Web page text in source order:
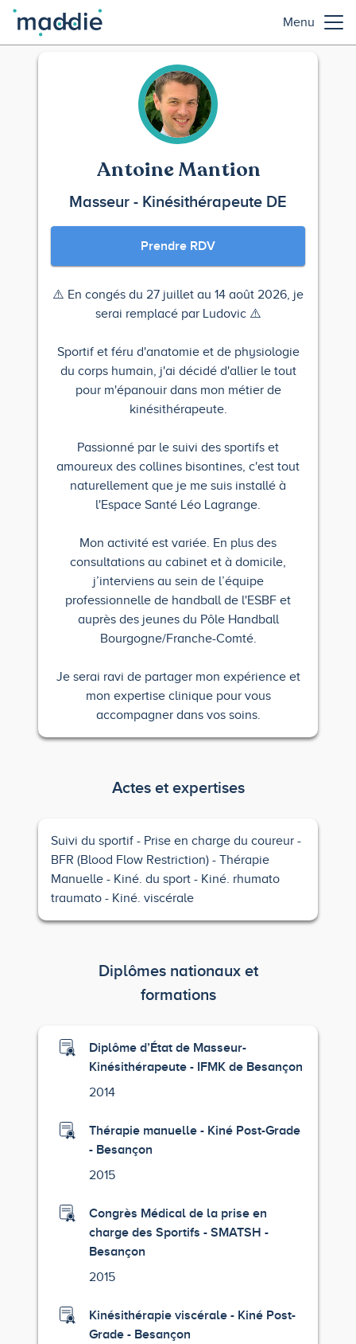
Menu
Antoine Mantion
Masseur - Kinésithérapeute DE
Prendre RDV
⚠️ En congés du 27 juillet au 14 août 2026, je
serai remplacé par Ludovic ⚠️
Sportif et féru d'anatomie et de physiologie
du corps humain, j'ai décidé d'allier le tout
pour m'épanouir dans mon métier de
kinésithérapeute.
Passionné par le suivi des sportifs et
amoureux des collines bisontines, c'est tout
naturellement que je me suis installé à
l'Espace Santé Léo Lagrange.
Mon activité est variée. En plus des
consultations au cabinet et à domicile,
j’interviens au sein de l’équipe
professionnelle de handball de l'ESBF et
auprès des jeunes du Pôle Handball
Bourgogne/Franche-Comté.
Je serai ravi de partager mon expérience et
mon expertise clinique pour vous
accompagner dans vos soins.
Actes et expertises
Suivi du sportif
Prise en charge du coureur
BFR (Blood Flow Restriction)
Thérapie
Manuelle
Kiné. du sport
Kiné. rhumato
traumato
Kiné. viscérale
Diplômes nationaux et
formations
Diplôme d’État de Masseur-
Kinésithérapeute - IFMK de Besançon
2014
Thérapie manuelle - Kiné Post-Grade
- Besançon
2015
Congrès Médical de la prise en
charge des Sportifs - SMATSH -
Besançon
2015
Kinésithérapie viscérale - Kiné Post-
Grade - Besançon